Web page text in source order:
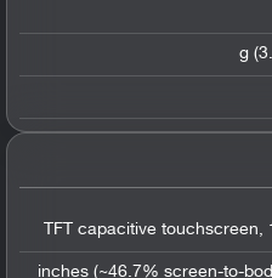
TFT capacitive touchscreen,